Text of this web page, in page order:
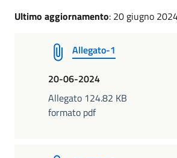
Ultimo aggiornamento: 20 giugno
Allegato-1
20-06-2024
Allegato 124.82 KB
formato pdf